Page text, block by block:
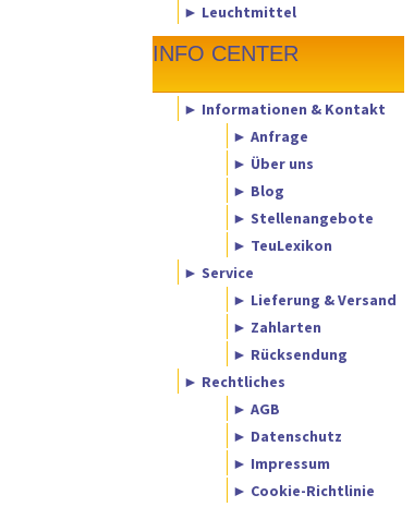
► Leuchtmittel
INFO CENTER
► Informationen & Kontakt
► Anfrage
► Über uns
► Blog
► Stellenangebote
► TeuLexikon
► Service
► Lieferung & Versand
► Zahlarten
► Rücksendung
► Rechtliches
► AGB
► Datenschutz
► Impressum
► Cookie-Richtlinie